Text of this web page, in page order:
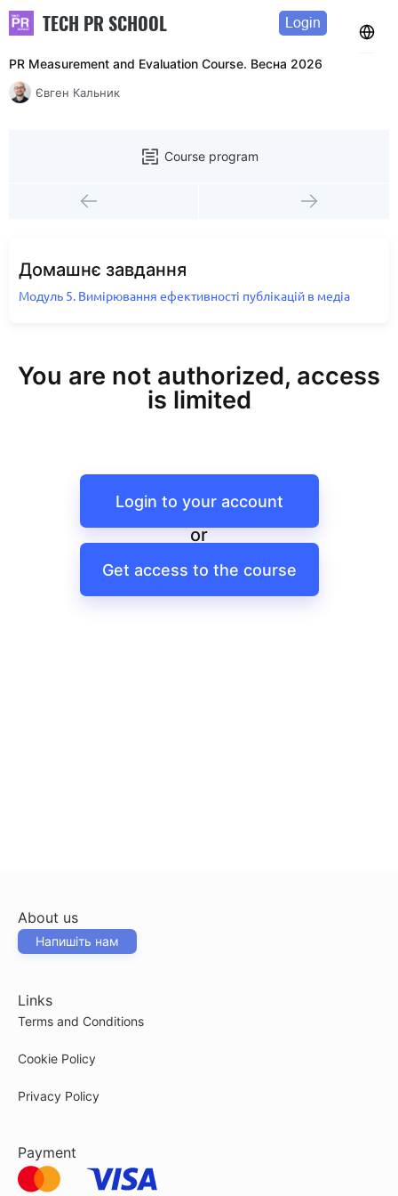
TECH PR SCHOOL Login
PR Measurement and Evaluation Course. Весна 2026
Євген Кальник
Course program
Домашнє завдання
Модуль 5. Вимірювання ефективності публікацій в медіа
You are not authorized, access
is limited
Login to your account
or
Get access to the course
About us
Напишіть нам
Links
Terms and Conditions
Cookie Policy
Privacy Policy
Payment